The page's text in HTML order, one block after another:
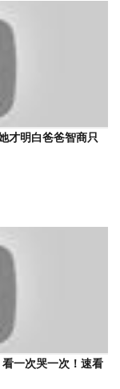
才明白爸爸智商只
一次哭一次！速看